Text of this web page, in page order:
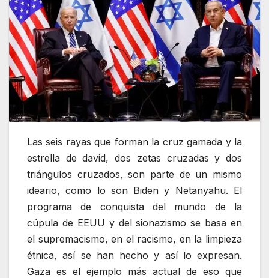
Las seis rayas que forman la cruz gamada y la
estrella de david, dos zetas cruzadas y dos
triángulos cruzados, son parte de un mismo
ideario, como lo son Biden y Netanyahu. El
programa de conquista del mundo de la
cúpula de EEUU y del sionazismo se basa en
el supremacismo, en el racismo, en la limpieza
étnica, así se han hecho y así lo expresan.
Gaza es el ejemplo más actual de eso que